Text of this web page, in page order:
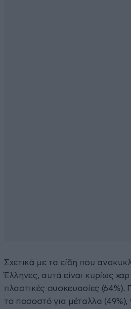
Σχετικά με τα είδη που
Έλληνες, αυτά είναι κυρίως
πλαστικές συσκευασίες (64%).
το ποσοστό για μέταλλα (49%),